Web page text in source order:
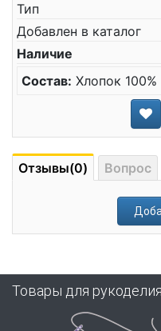
Тип
Добавлен в каталог
Наличие
Состав: Хлопок 100%
Отзывы(0) Вопрос
Товары для рукоделия